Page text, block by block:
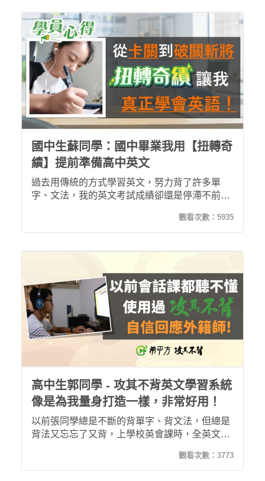
文是雞同鴨講到能對話順暢，這些改變都是多虧
了扭轉奇績，推薦給同樣是學生的你！
國中生蘇同學：國中畢業我用【扭轉奇
績】提前準備高中英文
過去用傳統的方式學習英文，努力背了許多單
字、文法，我的英文考試成績卻還是停滯不前。
方式是不斷複習並加以活用！現在，我能牢記高
中英文，也能自由造出英文句子！
觀看次數： 5935
高中生郭同學 - 攻其不背英文學習系統
像是為我量身打造一樣，非常好用！
以前張同學總是不斷的背單字、背文法，但總是
背法又忘忘了又背，上學校英會課時，全英文的
用英文回應外籍老師，成績也進步了好幾十分！
觀看次數： 3773